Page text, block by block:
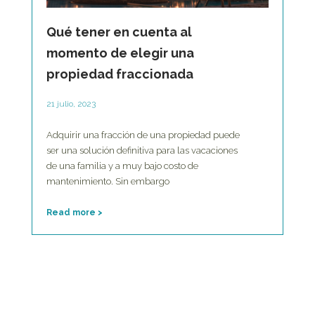
Qué tener en cuenta al
momento de elegir una
propiedad fraccionada
21 julio, 2023
Adquirir una fracción de una propiedad puede
ser una solución definitiva para las vacaciones
de una familia y a muy bajo costo de
mantenimiento. Sin embargo
Read more >